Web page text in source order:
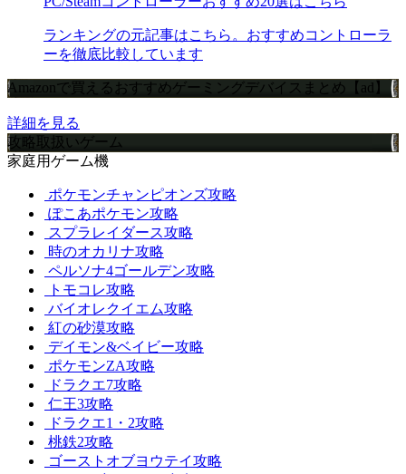
ランキングの元記事はこちら。おすすめコントローラ
ーを徹底比較しています
Amazonで買えるおすすめゲーミングデバイスまとめ【ad】
詳細を見る
攻略取扱いゲーム
家庭用ゲーム機
ポケモンチャンピオンズ攻略
ぽこあポケモン攻略
スプラレイダース攻略
時のオカリナ攻略
ペルソナ4ゴールデン攻略
トモコレ攻略
バイオレクイエム攻略
紅の砂漠攻略
デイモン&ベイビー攻略
ポケモンZA攻略
ドラクエ7攻略
仁王3攻略
ドラクエ1・2攻略
桃鉄2攻略
ゴーストオブヨウテイ攻略